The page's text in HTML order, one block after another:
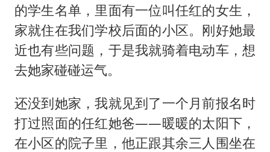
的学生名单，里面有一位叫任红的女生，
家就住在我们学校后面的小区。刚好她最
近也有些问题，于是我就骑着电动车，想
去她家碰碰运气。
还没到她家，我就见到了一个月前报名时
打过照面的任红她爸——暖暖的太阳下，
在小区的院子里，他正跟其余三人围坐在